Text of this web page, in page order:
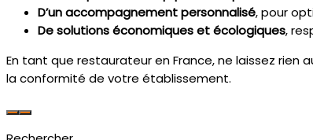
D’un accompagnement personnalisé, pour
De solutions économiques et écologiques,
En tant que restaurateur en France, ne laissez rien
la conformité de votre établissement.